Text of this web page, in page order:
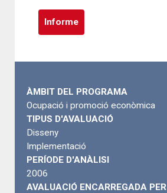
Informe
ÀMBIT DEL PROGRAMA
Ocupació i promoció econòmica
TIPUS D'AVALUACIÓ
Disseny
Implementació
PERÍODE D'ANÀLISI
2006
AVALUACIÓ ENCARREGADA PER